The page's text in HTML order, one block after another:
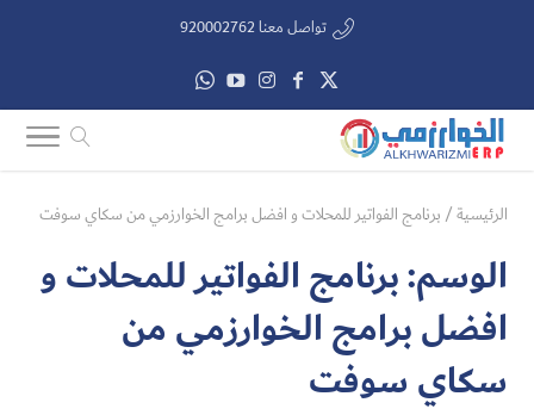
تواصل معنا 920002762
الرئيسية/ برنامج الفواتير للمحلات و افضل برامج الخوارزمي من سكاي سوفت
الوسم:برنامج الفواتير للمحلات و
افضل برامج الخوارزمي من
سكاي سوفت